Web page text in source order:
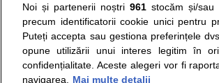
Resurse:
Opiniile avizate ale
nici diagnosticul stabilit
ii punem la dispozitie
Noi și partenerii noștri 961stocăm și/sau
precum identificatorii cookie unici pentru
Puteți accepta sau gestiona preferințele
opune utilizării unui interes legitim în
confidențialitate. Aceste alegeri vor fi
navigarea.
Mai multe detalii